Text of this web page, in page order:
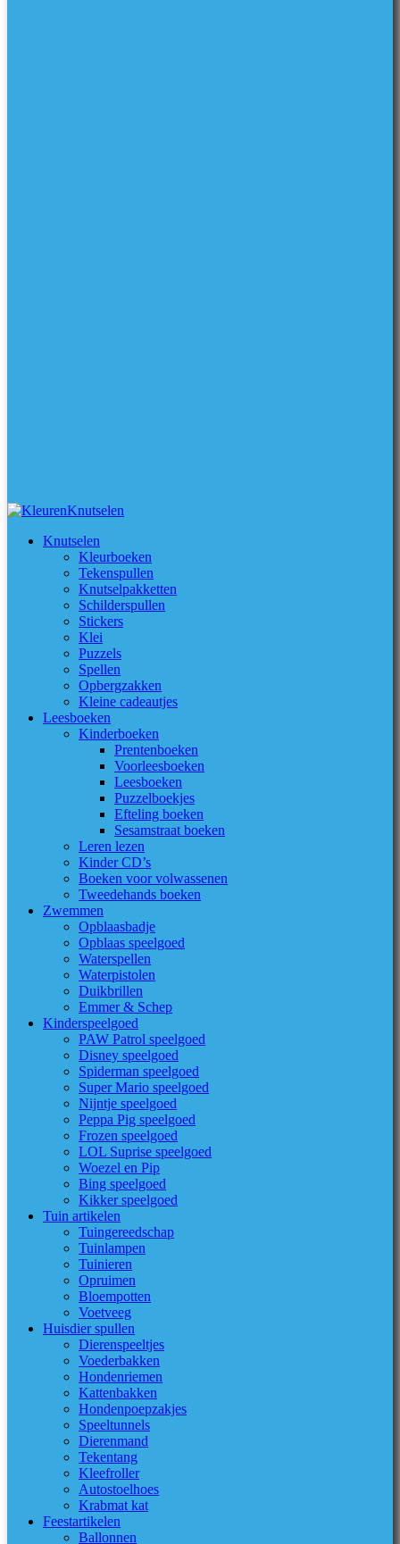
Knutselen
Kleurboeken
Tekenspullen
Knutselpakketten
Schilderspullen
Stickers
Klei
Puzzels
Spellen
Opbergzakken
Kleine cadeautjes
Leesboeken
Kinderboeken
Prentenboeken
Voorleesboeken
Leesboeken
Puzzelboekjes
Efteling boeken
Sesamstraat boeken
Leren lezen
Kinder CD’s
Boeken voor volwassenen
Tweedehands boeken
Zwemmen
Opblaasbadje
Opblaas speelgoed
Waterspellen
Waterpistolen
Duikbrillen
Emmer & Schep
Kinderspeelgoed
PAW Patrol speelgoed
Disney speelgoed
Spiderman speelgoed
Super Mario speelgoed
Nijntje speelgoed
Peppa Pig speelgoed
Frozen speelgoed
LOL Suprise speelgoed
Woezel en Pip
Bing speelgoed
Kikker speelgoed
Tuin artikelen
Tuingereedschap
Tuinlampen
Tuinieren
Opruimen
Bloempotten
Voetveeg
Huisdier spullen
Dierenspeeltjes
Voederbakken
Hondenriemen
Kattenbakken
Hondenpoepzakjes
Speeltunnels
Dierenmand
Tekentang
Kleefroller
Autostoelhoes
Krabmat kat
Feestartikelen
Ballonnen